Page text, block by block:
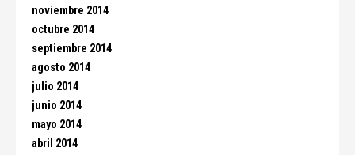
noviembre 2014
octubre 2014
septiembre 2014
agosto 2014
julio 2014
junio 2014
mayo 2014
abril 2014